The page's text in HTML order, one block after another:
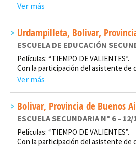
Ver más
Urdampilleta, Bolivar,
ESCUELA DE EDUCACIÓN
Películas: “TIEMPO DE VALIENTES”.
Con la participación del asistente de
Ver más
Bolivar, Provincia de Buenos
ESCUELA SECUNDARIA Nº 6 – 12/
Películas: “TIEMPO DE VALIENTES”.
Con la participación del asistente de